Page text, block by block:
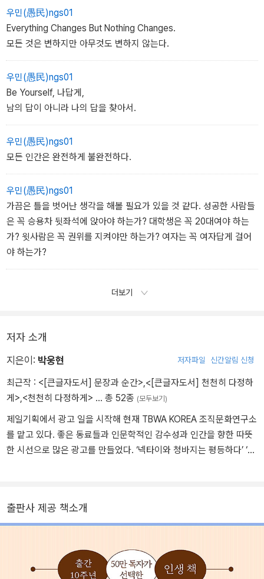
우민(愚民)ngs01
Everything Changes But Nothing Changes.
모든 것은 변하지만 아무것도 변하지 않는다.
우민(愚民)ngs01
Be Yourself, 나답게,
남의 답이 아니라 나의 답을 찾아서.
우민(愚民)ngs01
모든 인간은 완전하게 불완전하다.
우민(愚民)ngs01
가끔은 틀을 벗어난 생각을 해볼 필요가 있을 것 같다. 성공한 사람들
은 꼭 승용차 뒷좌석에 앉아야 하는가? 대학생은 꼭 20대여야 하는
가? 윗사람은 꼭 권위를 지켜야만 하는가? 여자는 꼭 여자답게 걸어
야 하는가?
더보기
저자 소개
지은이: 박웅현 저자파일 신간알림 신청
최근작 : <[큰글자도서] 문장과 순간> <[큰글자도서] 천천히 다정하
게> <천천히 다정하게> … 총 52종 (모두보기)
제일기획에서 광고 일을 시작해 현재 TBWA KOREA 조직문화연구소
를 맡고 있다. 좋은 동료들과 인문학적인 감수성과 인간을 향한 따뜻
한 시선으로 많은 광고를 만들었다. ‘넥타이와 청바지는 평등하다’ ‘나
만들던 감각으로 2015년부터 기업 브랜딩 컨설팅을 해왔으며, 이후
TBWA 조직문화연구소를 설립하여 기업의 고민을 함께 나누고 풀어
시, 책은 도끼다』 『인문학으로 광고하다』 『일하는 사람의 생각』 『책
과 삶에 관한 짧은 문답』 등이 있다.
출판사 제공 책소개